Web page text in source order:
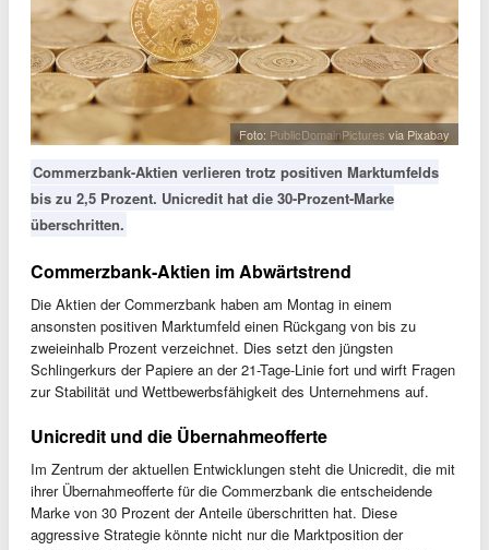
Foto: PublicDomainPictures via Pixabay
Commerzbank-Aktien verlieren trotz positiven Marktumfelds
bis zu 2,5 Prozent. Unicredit hat die 30-Prozent-Marke
überschritten.
Commerzbank-Aktien im Abwärtstrend
Die Aktien der Commerzbank haben am Montag in einem
ansonsten positiven Marktumfeld einen Rückgang von bis zu
zweieinhalb Prozent verzeichnet. Dies setzt den jüngsten
Schlingerkurs der Papiere an der 21-Tage-Linie fort und wirft Fragen
zur Stabilität und Wettbewerbsfähigkeit des Unternehmens auf.
Unicredit und die Übernahmeofferte
Im Zentrum der aktuellen Entwicklungen steht die Unicredit, die mit
ihrer Übernahmeofferte für die Commerzbank die entscheidende
Marke von 30 Prozent der Anteile überschritten hat. Diese
aggressive Strategie könnte nicht nur die Marktposition der